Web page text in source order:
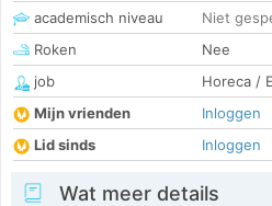
academisch niveau
Niet
Roken
Nee
job
Horeca /
Mijn vrienden
Inloggen
Lid sinds
Inloggen
Wat meer details